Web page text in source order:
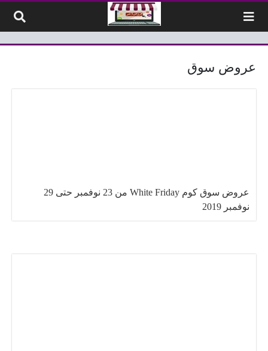
عروض سوق
عروض سوق كوم White Friday من 23 نوفمبر حتى 29
نوفمبر 2019